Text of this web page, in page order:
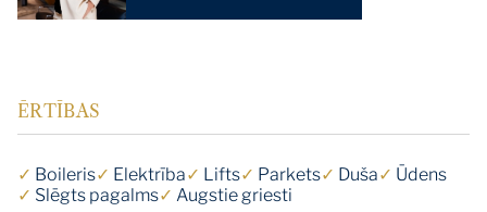
ĒRTĪBAS
✓ Boileris✓ Elektrība✓ Lifts✓ Parkets✓ Duša✓ Ūdens
✓ Slēgts pagalms✓ Augstie griesti